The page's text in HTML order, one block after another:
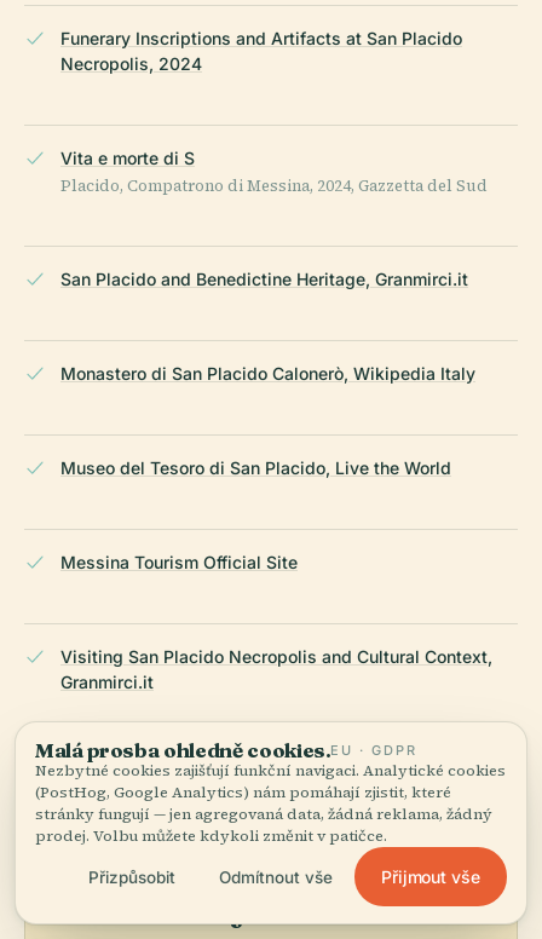
Funerary Inscriptions and Artifacts at San Placido
Necropolis, 2024
Vita e morte di S
Placido, Compatrono di Messina, 2024, Gazzetta del Sud
San Placido and Benedictine Heritage, Granmirci.it
Monastero di San Placido Calonerò, Wikipedia Italy
Museo del Tesoro di San Placido, Live the World
Messina Tourism Official Site
Visiting San Placido Necropolis and Cultural Context,
Granmirci.it
NAPOSLEDY REVIDOVÁNO: AUGUST 2025
Zpracováno z Wikidat, Wikipedie a oficiálních zdrojů ·
fakticky ověřeno ·Jak tvoříme naše průvodce →
Malá prosba ohledně cookies.EU · GDPR
Nezbytné cookies zajišťují funkční navigaci. Analytické cookies
(PostHog, Google Analytics) nám pomáhají zjistit, které
stránky fungují — jen agregovaná data, žádná reklama, žádný
prodej. Volbu můžete kdykoli změnit v patičce.
Přizpůsobit Odmítnout vše Přijmout vše